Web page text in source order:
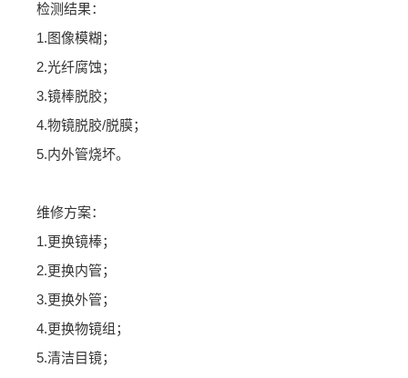
检测结果：
1.图像模糊；
2.光纤腐蚀；
3.镜棒脱胶；
4.物镜脱胶/脱膜；
5.内外管烧坏。
维修方案：
1.更换镜棒；
2.更换内管；
3.更换外管；
4.更换物镜组；
5.清洁目镜；